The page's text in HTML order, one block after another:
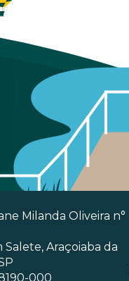
Milanda Oliveira n°
Salete, Araçoiaba da
000